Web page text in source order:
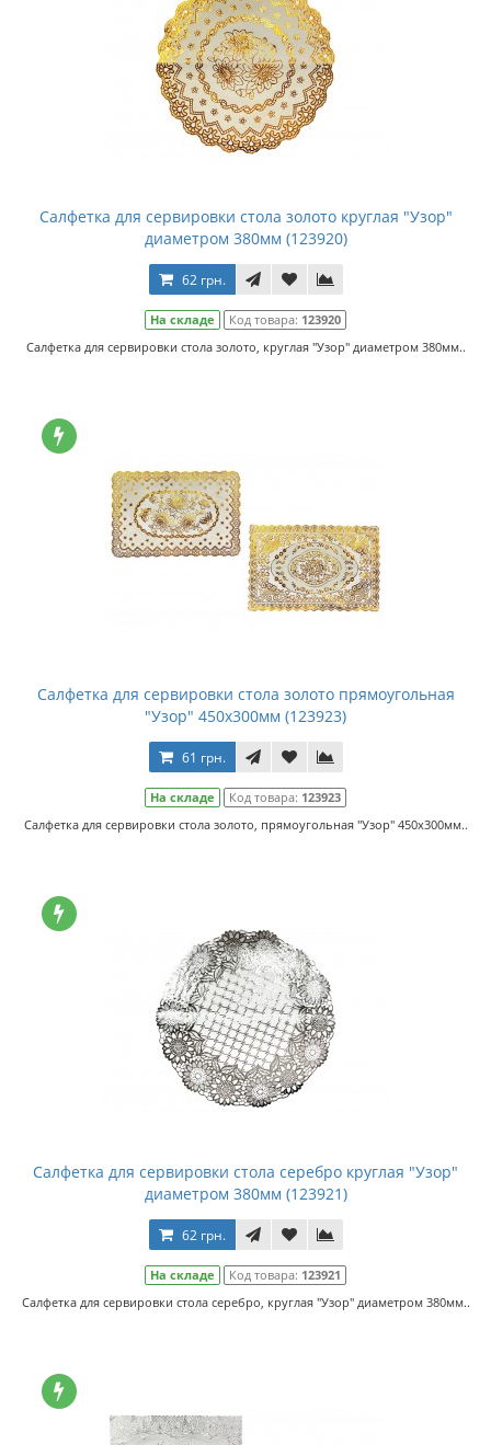
Салфетка для сервировки стола золото круглая "Узор"
диаметром 380мм (123920)
62 грн.
На складе Код товара: 123920
Салфетка для сервировки стола золото, круглая "Узор" диаметром 380мм..
Салфетка для сервировки стола золото прямоугольная
"Узор" 450х300мм (123923)
61 грн.
На складе Код товара: 123923
Салфетка для сервировки стола золото, прямоугольная "Узор" 450х300мм..
Салфетка для сервировки стола серебро круглая "Узор"
диаметром 380мм (123921)
62 грн.
На складе Код товара: 123921
Салфетка для сервировки стола серебро, круглая "Узор" диаметром 380мм..